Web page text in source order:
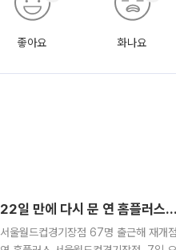
좋아요 화나요
22일 만에 다시 문 연 홈플러스
서울월드컵경기장점 67명 출근해 재개